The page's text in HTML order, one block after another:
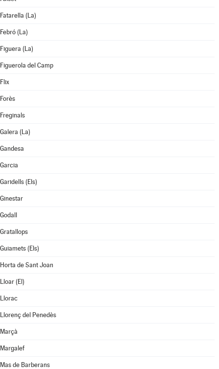
Fatarella (La)
Febró (La)
Figuera (La)
Figuerola del Camp
Flix
Forès
Freginals
Galera (La)
Gandesa
Garcia
Garidells (Els)
Ginestar
Godall
Gratallops
Guiamets (Els)
Horta de Sant Joan
Lloar (El)
Llorac
Llorenç del Penedès
Marçà
Margalef
Mas de Barberans